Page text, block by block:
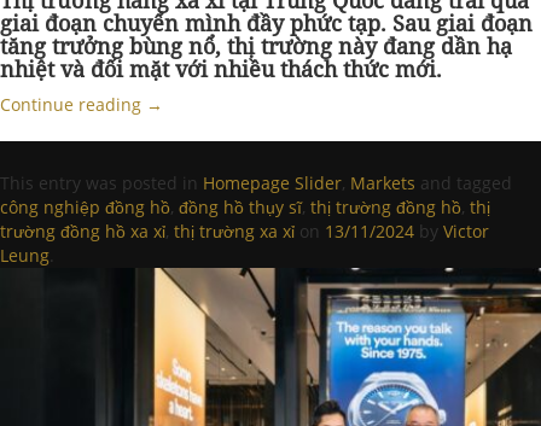
giai đoạn chuyển mình đầy phức tạp. Sau giai đoạn
tăng trưởng bùng nổ, thị trường này đang dần hạ
nhiệt và đối mặt với nhiều thách thức mới.
Continue reading →
This entry was posted in Homepage Slider, Markets and tagged
công nghiệp đồng hồ, đồng hồ thụy sĩ, thị trường đồng hồ, thị
trường đồng hồ xa xỉ, thị trường xa xỉ on 13/11/2024 by Victor
Leung.